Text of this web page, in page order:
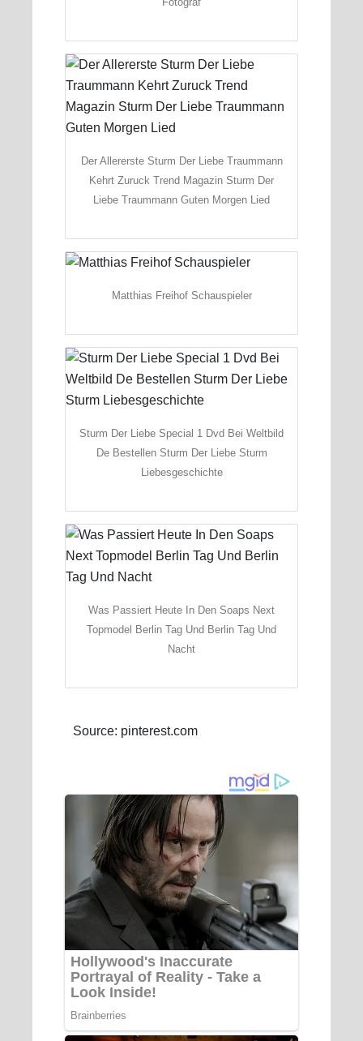
Der Allererste Sturm Der Liebe Traummann
Kehrt Zuruck Trend Magazin Sturm Der
Liebe Traummann Guten Morgen Lied
Matthias Freihof Schauspieler
Sturm Der Liebe Special 1 Dvd Bei Weltbild
De Bestellen Sturm Der Liebe Sturm
Liebesgeschichte
Was Passiert Heute In Den Soaps Next
Topmodel Berlin Tag Und Berlin Tag Und
Nacht
Source: pinterest.com